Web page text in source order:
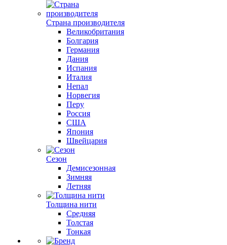
Страна производителя
Великобритания
Болгария
Германия
Дания
Испания
Италия
Непал
Норвегия
Перу
Россия
США
Япония
Швейцария
Сезон
Демисезонная
Зимняя
Летняя
Толщина нити
Средняя
Толстая
Тонкая